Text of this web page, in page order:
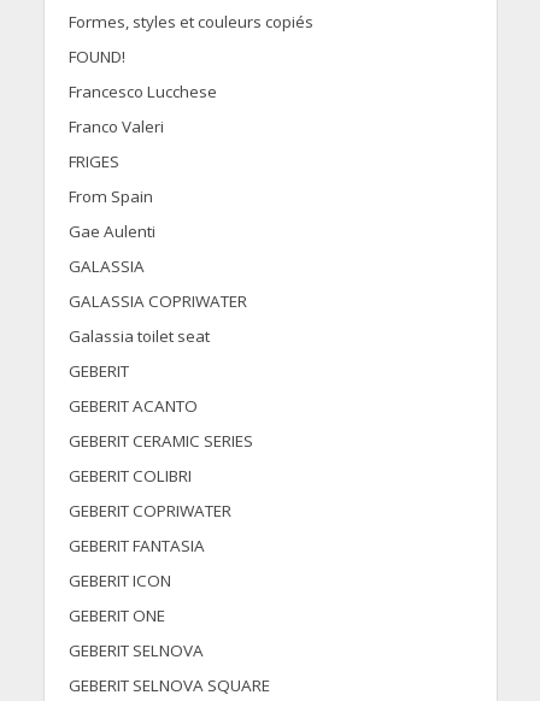
Formes, styles et couleurs copiés
FOUND!
Francesco Lucchese
Franco Valeri
FRIGES
From Spain
Gae Aulenti
GALASSIA
GALASSIA COPRIWATER
Galassia toilet seat
GEBERIT
GEBERIT ACANTO
GEBERIT CERAMIC SERIES
GEBERIT COLIBRI
GEBERIT COPRIWATER
GEBERIT FANTASIA
GEBERIT ICON
GEBERIT ONE
GEBERIT SELNOVA
GEBERIT SELNOVA SQUARE